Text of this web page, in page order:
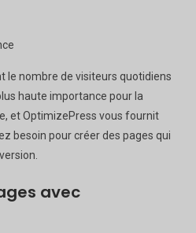
le nombre de visiteurs quotidiens
haute importance pour la
et OptimizePress vous fournit
besoin pour créer des pages qui
avec